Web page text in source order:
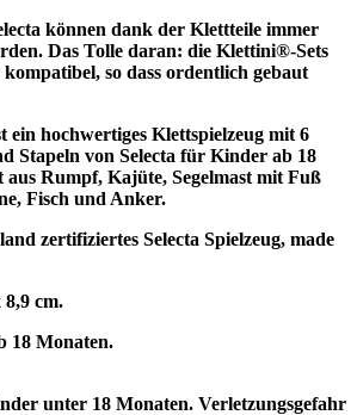
können dank der Klettteile immer
Das Tolle daran: die Klettini®-Sets
so dass ordentlich gebaut
hochwertiges Klettspielzeug mit 6
Stapeln von Selecta für Kinder ab 18
aus Rumpf, Kajüte, Segelmast mit Fuß
Fisch und Anker.
zertifiziertes Selecta Spielzeug, made
8,9 cm.
18 Monaten.
unter 18 Monaten. Verletzungsgefahr